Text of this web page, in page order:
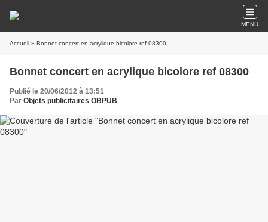
MENU
Accueil » Bonnet concert en acrylique bicolore ref 08300
Bonnet concert en acrylique bicolore ref 08300
Publié le 20/06/2012 à 13:51
Par Objets publicitaires OBPUB